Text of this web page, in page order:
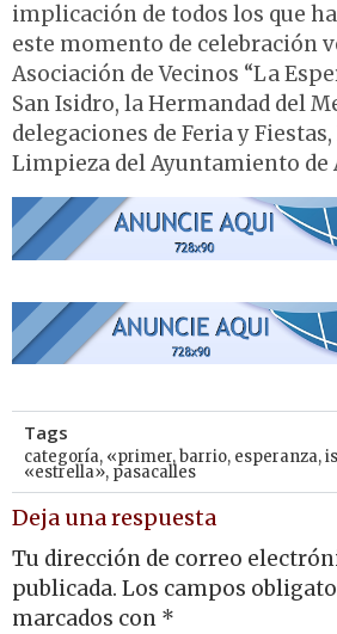
implicación de todos los que
este momento de celebración
Asociación de Vecinos “La
San Isidro, la Hermandad del
delegaciones de Feria y
Limpieza del Ayuntamiento de
Tags
categoría, «primer,barrio, esperanza,
«estrella», pasacalles
Deja una respuesta
Tu dirección de correo
publicada. Los campos
marcados con *